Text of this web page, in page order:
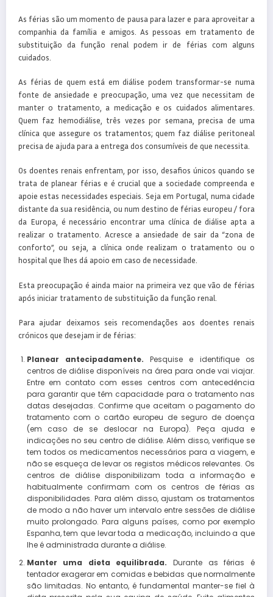
As férias são um momento de pausa para lazer e para aproveitar a
companhia da família e amigos. As pessoas em tratamento de
substituição da função renal podem ir de férias com alguns
cuidados.
As férias de quem está em diálise podem transformar-se numa
fonte de ansiedade e preocupação, uma vez que necessitam de
manter o tratamento, a medicação e os cuidados alimentares.
Quem faz hemodiálise, três vezes por semana, precisa de uma
clínica que assegure os tratamentos; quem faz diálise peritoneal
precisa de ajuda para a entrega dos consumíveis de que necessita.
Os doentes renais enfrentam, por isso, desafios únicos quando se
trata de planear férias e é crucial que a sociedade compreenda e
apoie estas necessidades especiais. Seja em Portugal, numa cidade
distante da sua residência, ou num destino de férias europeu / fora
da Europa, é necessário encontrar uma clínica de diálise apta a
realizar o tratamento. Acresce a ansiedade de sair da “zona de
conforto”, ou seja, a clínica onde realizam o tratamento ou o
hospital que lhes dá apoio em caso de necessidade.
Esta preocupação é ainda maior na primeira vez que vão de férias
após iniciar tratamento de substituição da função renal.
Para ajudar deixamos seis recomendações aos doentes renais
crónicos que desejam ir de férias:
Planear antecipadamente. Pesquise e identifique os
centros de diálise disponíveis na área para onde vai viajar.
Entre em contato com esses centros com antecedência
para garantir que têm capacidade para o tratamento nas
datas desejadas. Confirme que aceitam o pagamento do
tratamento com o cartão europeu de seguro de doença
(em caso de se deslocar na Europa). Peça ajuda e
indicações no seu centro de diálise. Além disso, verifique se
tem todos os medicamentos necessários para a viagem, e
não se esqueça de levar os registos médicos relevantes. Os
centros de diálise disponibilizam toda a informação e
habitualmente confirmam com os centros de férias as
disponibilidades. Para além disso, ajustam os tratamentos
de modo a não haver um intervalo entre sessões de diálise
muito prolongado. Para alguns países, como por exemplo
Espanha, tem que levar toda a medicação, incluindo a que
lhe é administrada durante a diálise.
Manter uma dieta equilibrada. Durante as férias é
tentador exagerar em comidas e bebidas que normalmente
são limitadas. No entanto, é fundamental manter-se fiel à